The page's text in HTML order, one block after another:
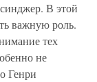
В этой
важную роль.
тех
не
Генри